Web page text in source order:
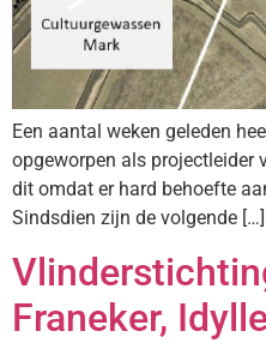
Een aantal weken geleden
opgeworpen als projectleider
dit omdat er hard behoefte
Sindsdien zijn de volgende […]
Franeker,